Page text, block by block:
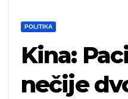
POLITIKA
Kina:
nečije